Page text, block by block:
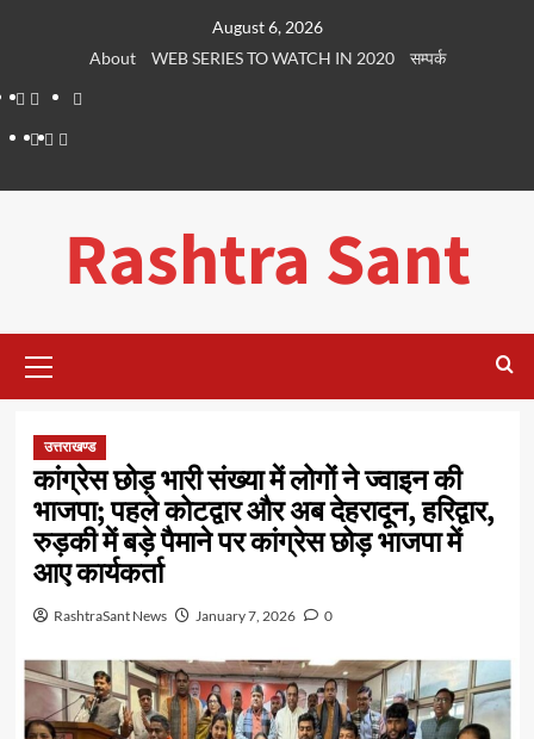
August 6, 2026
About
WEB SERIES TO WATCH IN 2020
सम्पर्क
About
WEB
SERIES
Dehradun
LifePlaces
सम्पर्क
Rashtra Sant
Menu
उत्तराखण्ड
कांग्रेस छोड़ भारी संख्या में लोगों ने ज्वाइन की
भाजपा; पहले कोटद्वार और अब देहरादून, हरिद्वार,
रुड़की में बड़े पैमाने पर कांग्रेस छोड़ भाजपा में
आए कार्यकर्ता
RashtraSant News January 7, 2026 0